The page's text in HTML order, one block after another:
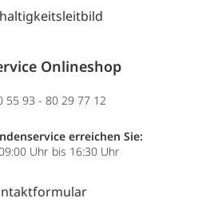
Onlineshop
55 93 - 80 29 77 12
erreichen Sie:
Uhr bis 16:30 Uhr